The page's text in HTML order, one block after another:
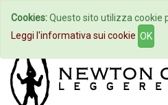
Home Autori
Cookies:Questo sito utilizza cookie
Leggi l'informativa sui cookie OK